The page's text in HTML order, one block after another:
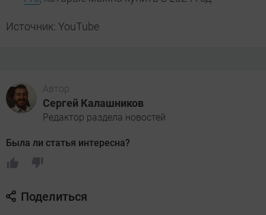
Источник: YouTube
Автор
Сергей Калашников
Редактор раздела новостей
Была ли статья интересна?
Поделиться